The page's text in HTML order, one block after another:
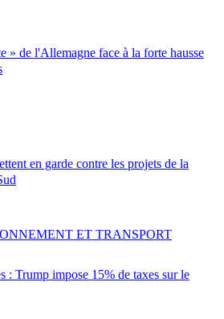
» de l'Allemagne face à la forte hausse
en garde contre les projets de la
: Trump impose 15% de taxes sur le
ET TRANSPORT